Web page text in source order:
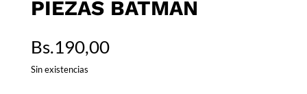
PIEZAS BATMAN
Bs.190,00
Sin existencias